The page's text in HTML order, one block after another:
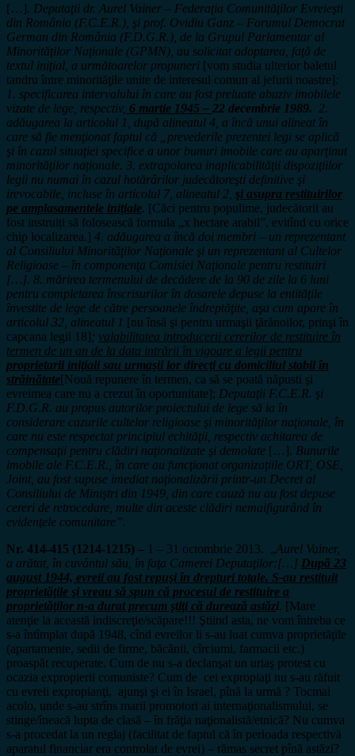
[…]. Deputaţii dr. Aurel Vainer – Federaţia Comunităţilor Evreieşti
din România (F.C.E.R.), şi prof. Ovidiu Ganz – Forumul Democrat
German din România (F.D.G.R.), de la Grupul Parlamentar al
Minorităţilor Naţionale (GPMN), au solicitat adoptarea, faţă de
textul iniţial, a următoarelor propuneri [vom studia ulterior baletul
tandru între minorităţile unite de interesul comun al jefurii noastre]:
1. specificarea intervalului în care au fost preluate abuziv imobilele
vizate de lege, respectiv, 6 martie 1945 – 22 decembrie 1989. 2.
adăugarea la articolul 1, după alineatul 4, a încă unui alineat în
care să fie menţionat faptul că „prevederile prezentei legi se aplică
şi în cazul situaţiei specifice a unor bunuri imobile care au aparţinut
minorităţilor naţionale. 3. extrapolarea inaplicabilităţii dispoziţiilor
legii nu numai în cazul hotărârilor judecătoreşti definitive şi
irevocabile, incluse în articolul 7, alineatul 2, şi asupra restituirilor
pe amplasamentele iniţiale. [Căci pentru populime, judecătorii au
fost instruiți să folosească formula „x hectare arabil”, evitînd cu orice
chip localizarea.] 4. adăugarea a încă doi membri – un reprezentant
al Consiliului Minorităţilor Naţionale şi un reprezentant al Cultelor
Religioase – în componenţa Comisiei Naţionale pentru restituiri
[…]. 8. mărirea termenului de decădere de la 90 de zile la 6 luni
pentru completarea înscrisurilor în dosarele depuse la entităţile
învestite de lege de către persoanele îndreptăţite, aşa cum apare în
articolul 32, alineatul 1 [nu însă şi pentru urmaşii ţărănoilor, prinşi în
capcana legii 18] ; valabilitatea introducerii cererilor de restituire în
termen de un an de la data intrării în vigoare a legii pentru
proprietarii iniţiali sau urmaşii lor direcţi cu domiciliul stabil în
străinătate[Nouă repunere în termen, ca să se poată năpusti şi
evreimea care nu a crezut în oportunitate]; Deputaţii F.C.E.R. şi
F.D.G.R. au propus autorilor proiectului de lege să ia în
considerare cazurile cultelor religioase şi minorităţilor naţionale, în
care nu este respectat principiul echităţii, respectiv achitarea de
compensaţii pentru clădiri naţionalizate şi demolate […]. Bunurile
imobile ale F.C.E.R., în care au funcţionat organizaţiile ORT, OSE,
Joint, au fost supuse imediat naţionalizării printr-un Decret al
Consiliului de Miniştri din 1949, din care cauză nu au fost depuse
cereri de retrocedare, multe din aceste clădiri nemaifigurând în
evidenţele comunitare”.
Nr. 414-415 (1214-1215) – 1 – 31 octombrie 2013. „Aurel Vainer,
a arătat, în cuvântul său, în faţa Camerei Deputaţilor:[…] După 23
august 1944, evreii au fost repuşi în drepturi totale. S-au restituit
proprietăţile şi vreau să spun că procesul de restituire a
proprietăţilor n-a durat precum ştiţi că durează astăzi. [Mare
atenţie la această indiscreţie/scăpare!!! Ştiind asta, ne vom întreba ce
s-a întîmplat după 1948, cînd evreilor li s-au luat cumva proprietăţile
(apartamente, sedii de firme, băcănii, cîrciumi, farmacii etc.)
proaspăt recuperate. Cum de nu s-a declanşat un uriaş protest cu
ocazia expropierii comuniste? Cum de cei expropiaţi nu s-au răfuit
cu evreii expropianţi, ajunşi şi ei în Israel, pînă la urmă ? Tocmai
acolo, unde s-au strîns marii promotori ai internaţionalismului, se
stinge/îneacă lupta de clasă – în frăţia naţionalistă/etnică? Nu cumva
s-a procedat la un reglaj (facilitat de faptul că în perioada respectivă
aparatul financiar era controlat de evrei) – rămas secret pînă astăzi?